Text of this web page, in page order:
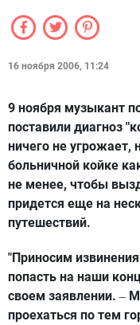
16 ноября 2006, 11:24
9 ноября музыкант
поставили диагноз
ничего не угрожает,
больничной койке
не менее, чтобы
придется еще на
путешествий.
"Приносим
попасть на наши
своем заявлении. –
проехаться по тем